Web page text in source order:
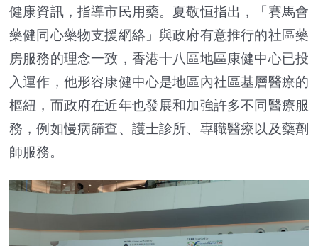
健康資訊，指導市民用藥。夏敬恒指出，「賽馬會
藥健同心藥物支援網絡」與政府有意推行的社區藥
房服務的理念一致，香港十八區地區康健中心已投
入運作，他形容康健中心是地區內社區基層醫療的
樞紐，而政府在近年也發展和加強許多不同醫療服
務，例如慢病篩查、護士診所、專職醫療以及藥劑
師服務。